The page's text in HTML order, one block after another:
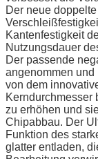
Der neue
Kantenfestigkeit
Nutzungsdauer
Der passende
angenommen
von dem
Kerndurchmesser
zu erhöhen und
Chipabbau. Der
Funktion des
glatter entladen,